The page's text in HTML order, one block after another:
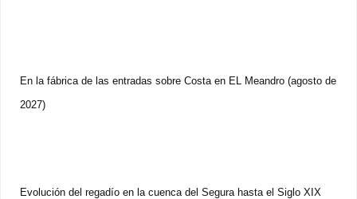
En la fábrica de las entradas sobre Costa en EL Meandro (agosto de
2027)
Evolución del regadío en la cuenca del Segura hasta el Siglo XIX